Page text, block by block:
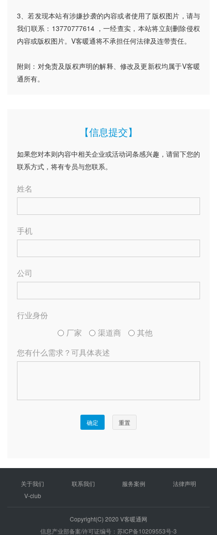
3、若发现本站有涉嫌抄袭的内容或者使用了版权图片，请与
我们联系：13770777614 ，一经查实，本站将立刻删除侵权
内容或版权图片。V客暖通将不承担任何法律及连带责任。
附则：对免责及版权声明的解释、修改及更新权均属于V客暖
通所有。
关于我们 联系我们 服务案例
法律声明
V-club
Copyright(C) 2020 V客暖通网
信息产业部备案/许可证编号：苏ICP备10209553号-3